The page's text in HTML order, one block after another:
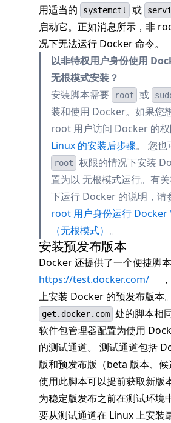
用适当的
systemctl 或
启动它。正如消息所示，非
况下无法运行 Docker 命令。
以非特权用户身份使用
无根模式安装？
安装脚本需要
root 或
装和使用 Docker。如果您
root 用户访问 Docker 的
Linux 的安装后步骤。 您也
root
权限的情况下安装
置为以 无根模式运行。有
下运行 Docker 的说明，请
root 用户身份运行 Docker
（无根模式） 。
安装预发布版本
Docker 还提供了一个便捷脚
https://test.docker.com/
上安装 Docker 的预发布版本
get.docker.com 处的脚本相
软件包管理器配置为使用
的测试通道。 测试通道包括
版和预发布版（beta 版本、候
使用此脚本可以提前获取新版
为稳定版发布之前在测试环境
要从测试通道在 Linux 上安装